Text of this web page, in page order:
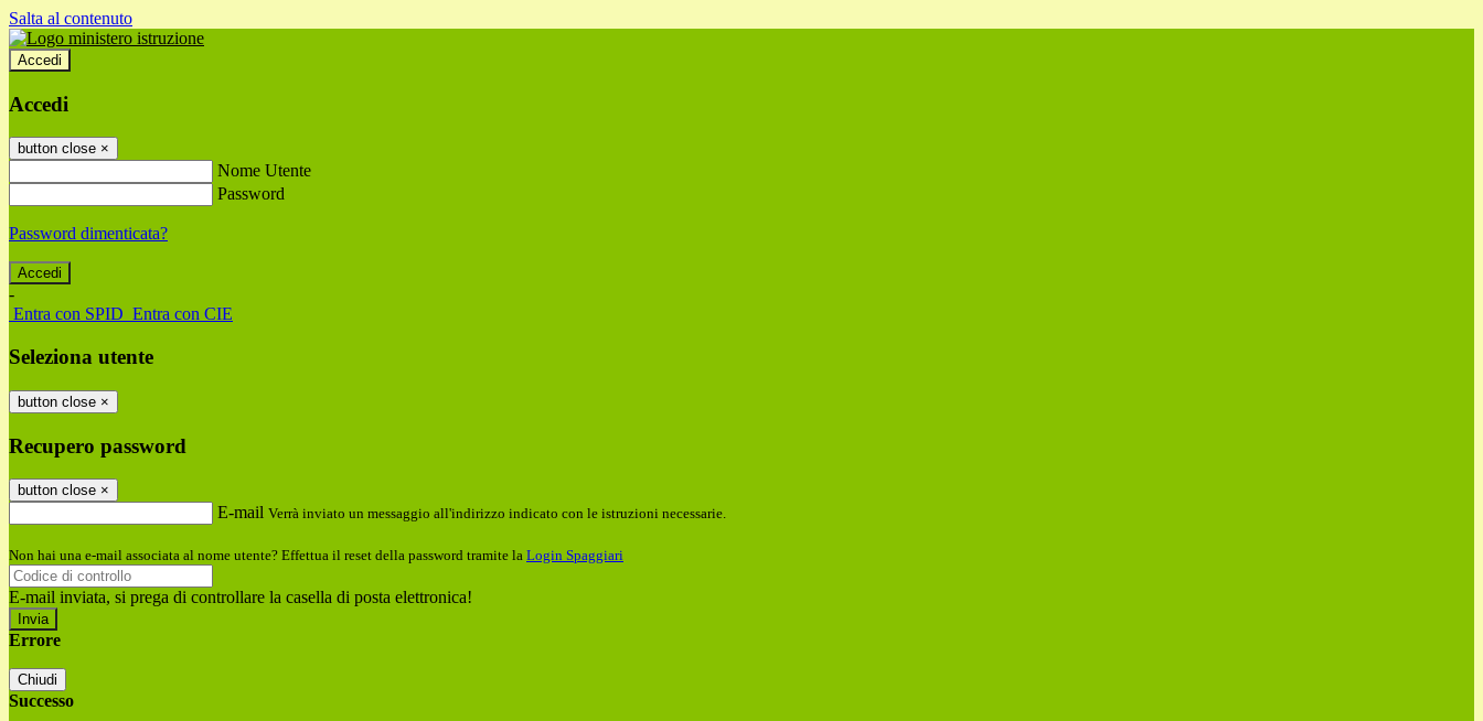
Salta al contenuto
Accedi
Accedi
button close ×
Nome Utente
Password
Password dimenticata?
-
Entra con SPID Entra con CIE
Seleziona utente
button close ×
Recupero password
button close ×
E-mail Verrà inviato un messaggio all'indirizzo indicato con le istruzioni necessarie.
Non hai una e-mail associata al nome utente? Effettua il reset della password tramite la Login Spaggiari
E-mail inviata, si prega di controllare la casella di posta elettronica!
Errore
Chiudi
Successo